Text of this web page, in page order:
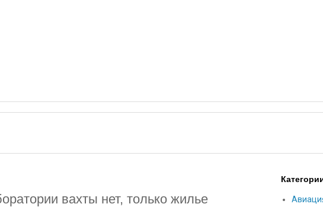
вахты нет, только жилье